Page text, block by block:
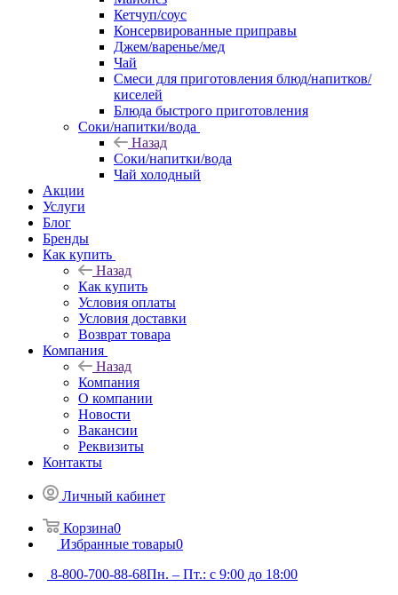
Кетчуп/соус
Консервированные приправы
Джем/варенье/мед
Чай
Смеси для приготовления блюд/напитков/
киселей
Блюда быстрого приготовления
Соки/напитки/вода
Назад
Соки/напитки/вода
Чай холодный
Акции
Услуги
Блог
Бренды
Как купить
Назад
Как купить
Условия оплаты
Условия доставки
Возврат товара
Компания
Назад
Компания
О компании
Новости
Вакансии
Реквизиты
Контакты
Личный кабинет
Корзина0
Избранные товары0
8-800-700-88-68Пн. – Пт.: с 9:00 до 18:00